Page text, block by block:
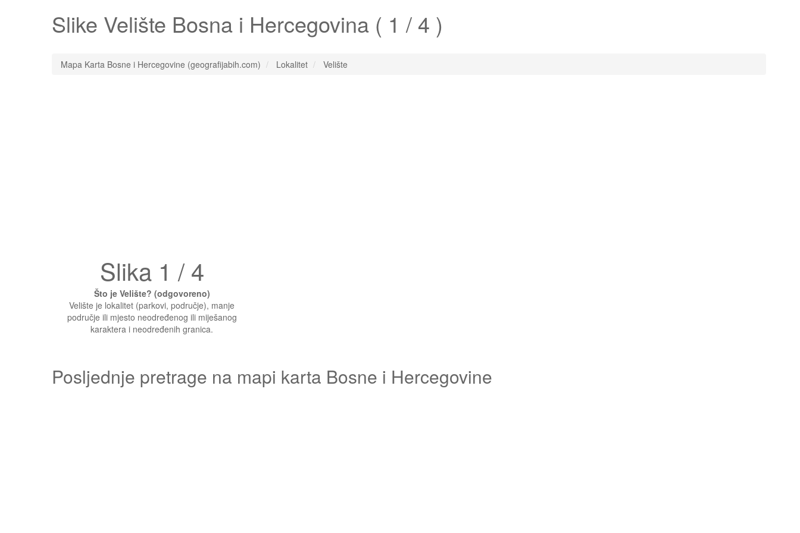
Slike Velište Bosna i Hercegovina ( 1 / 4 )
Mapa Karta Bosne i Hercegovine (geografijabih.com) Lokalitet Velište
Slika 1 / 4
Što je Velište? (odgovoreno)
Velište je lokalitet (parkovi, područje), manje
područje ili mjesto neodređenog ili miješanog
karaktera i neodređenih granica.
Posljednje pretrage na mapi karta Bosne i Hercegovine